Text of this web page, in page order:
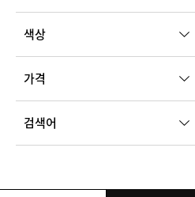
색상
가격
43,000원
검색어
함께 검색할 검색어를 추가해주세요.